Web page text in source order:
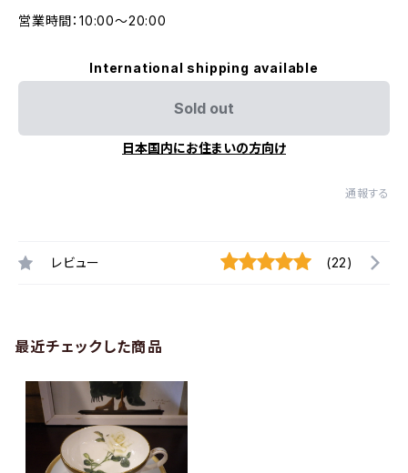
営業時間：10:00〜20:00
International shipping available
Sold out
日本国内にお住まいの方向け
通報する
レビュー (22)
最近チェックした商品